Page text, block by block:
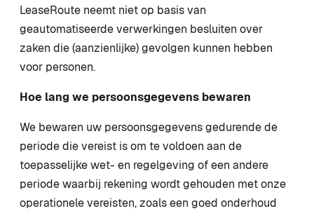
LeaseRoute neemt niet op basis van
geautomatiseerde verwerkingen besluiten over
zaken die (aanzienlijke) gevolgen kunnen hebben
voor personen.
Hoe lang we persoonsgegevens bewaren
We bewaren uw persoonsgegevens gedurende de
periode die vereist is om te voldoen aan de
toepasselijke wet- en regelgeving of een andere
periode waarbij rekening wordt gehouden met onze
operationele vereisten, zoals een goed onderhoud